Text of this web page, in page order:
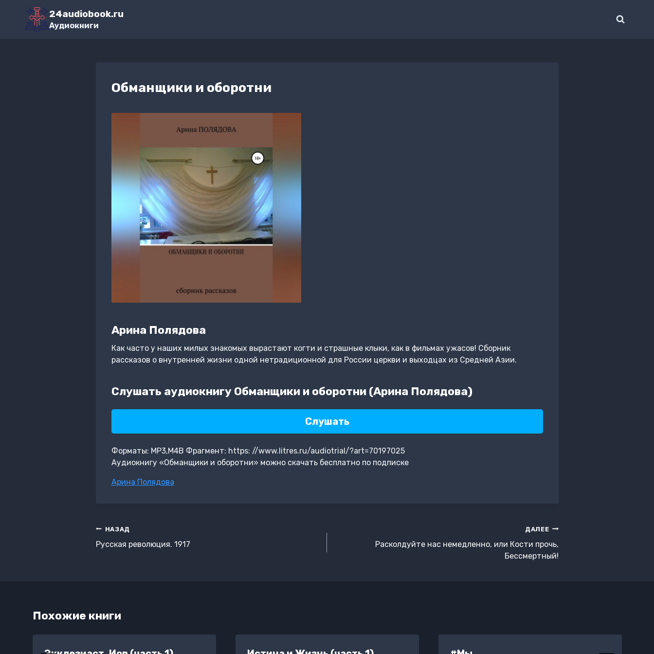
Перейти
содержимому
24audiobook.ru
Аудиокниги
Обманщики и оборотни
Арина Полядова
Как часто у наших милых знакомых вырастают когти и страшные клыки, как в фильмах ужасов! Сборник
рассказов о внутренней жизни одной нетрадиционной для России церкви и выходцах из Средней Азии.
Слушать аудиокнигу Обманщики и оборотни (Арина Полядова)
Слушать
Форматы: MP3,M4B Фрагмент: https: //www.litres.ru/audiotrial/?art=70197025
Аудиокнигу «Обманщики и оборотни» можно скачать бесплатно по подписке
Метки
Арина Полядова
Навигация
по
НАЗАД
Русская революция. 1917
ДАЛЕЕ
Расколдуйте нас немедленно, или Кости прочь,
Бессмертный!
Похожие книги